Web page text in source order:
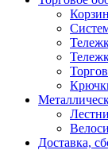
Доставка,